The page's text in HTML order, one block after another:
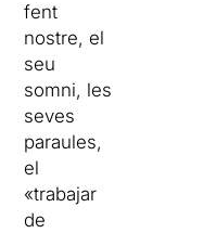
fent
nostre, el
seu
somni, les
seves
paraules,
el
«trabajar
de